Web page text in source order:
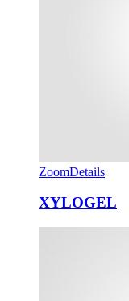
ZoomDetails
XYLOGEL